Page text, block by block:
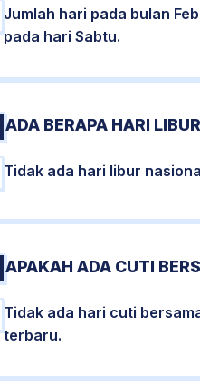
Jumlah hari pada bulan
pada hari Sabtu.
ADA BERAPA HARI
Tidak ada hari libur
APAKAH ADA CUTI
Tidak ada hari cuti
terbaru.